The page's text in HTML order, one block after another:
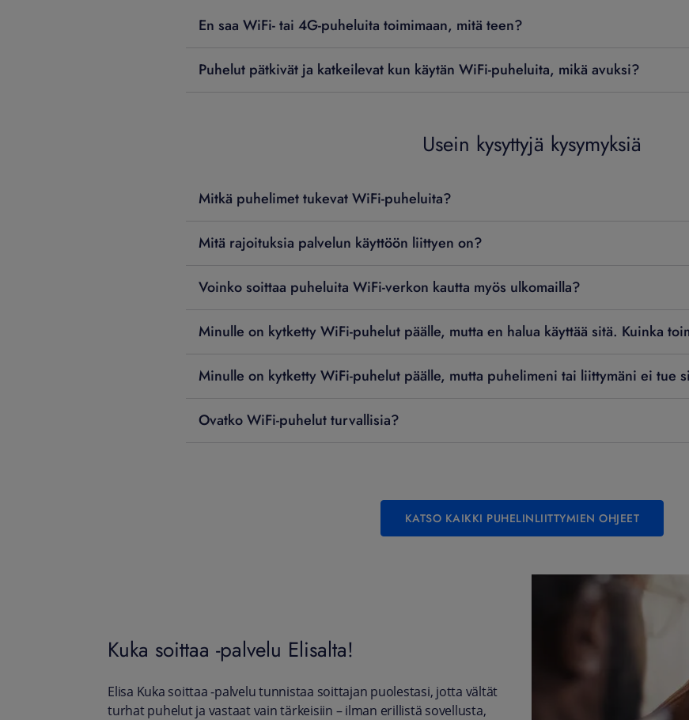
​En saa WiFi- tai 4G-puheluita toimimaan, mitä teen?
Puhelut pätkivät ja katkeilevat kun käytän WiFi-puheluita, mikä avuksi?
Usein kysyttyjä kysymyksiä
Mitkä puhelimet tukevat WiFi-puheluita?
Mitä rajoituksia palvelun käyttöön liittyen on?
Voinko soittaa puheluita WiFi-verkon kautta myös ulkomailla?
Minulle on kytketty WiFi-puhelut päälle, mutta en halua käyttää sitä. Kuinka
Minulle on kytketty WiFi-puhelut päälle, mutta puhelimeni tai liittymäni ei tue
Ovatko WiFi-puhelut turvallisia?
KATSO KAIKKI PUHELINLIITTYMIEN OHJEET
Kuka soittaa -palvelu Elisalta!
Elisa Kuka soittaa ‑palvelu tunnistaa soittajan puolestasi, jotta vältät
turhat puhelut ja vastaat vain tärkeisiin – ilman erillistä sovellusta,